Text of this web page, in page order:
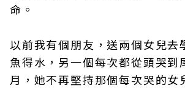
命。
以前我有個朋友，送兩個女兒去
魚得水，另一個每次都從頭哭到
月，她不再堅持那個每次哭的女